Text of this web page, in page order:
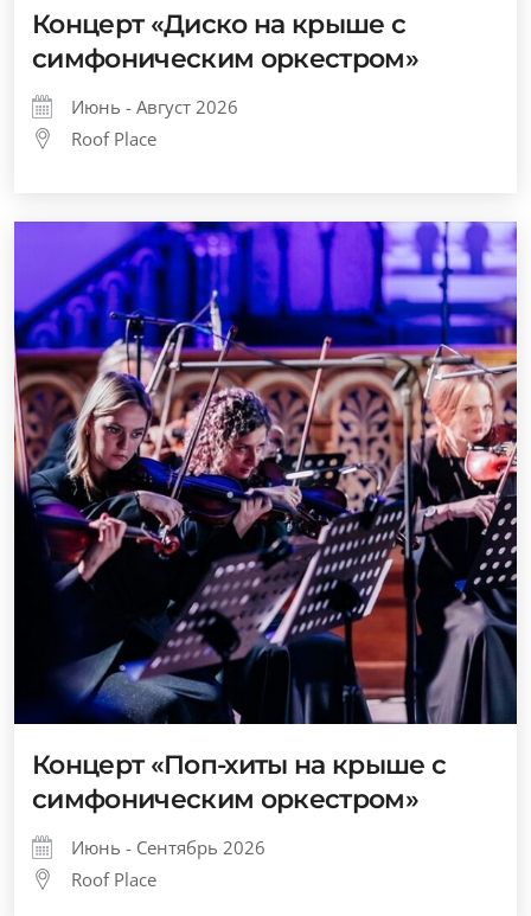
Концерт «Диско на крыше с
симфоническим оркестром»
Июнь - Август 2026
Roof Place
Концерт «Поп-хиты на крыше с
симфоническим оркестром»
Июнь - Сентябрь 2026
Roof Place